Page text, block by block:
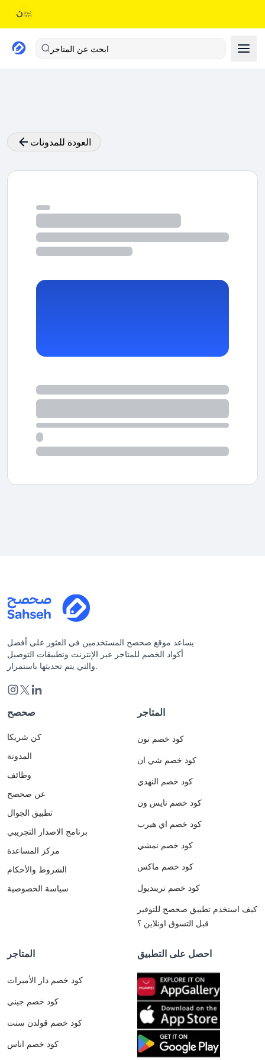
ابحث عن المتاجر
العودة للمدونات
يساعد موقع صحصح المستخدمين في العثور على أفضل
أكواد الخصم للمتاجر عبر الإنترنت وتطبيقات التوصيل
والتي يتم تحديثها باستمرار.
صحصح
كن شريكا
المدونة
وظائف
عن صحصح
تطبيق الجوال
برنامج الاصدار التجريبي
مركز المساعدة
الشروط والأحكام
سياسة الخصوصية
المتاجر
كود خصم نون
كود خصم شي ان
كود خصم النهدي
كود خصم نايس ون
كود خصم اي هيرب
كود خصم نمشي
كود خصم ماكس
كود خصم ترينديول
كيف استخدم تطبيق صحصح للتوفير
قبل التسوق اونلاين ؟
المتاجر
كود خصم دار الأميرات
كود خصم جيني
كود خصم قولدن سنت
كود خصم اناس
احصل على التطبيق